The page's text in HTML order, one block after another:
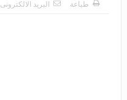
طباعة
البريد الالكترونى